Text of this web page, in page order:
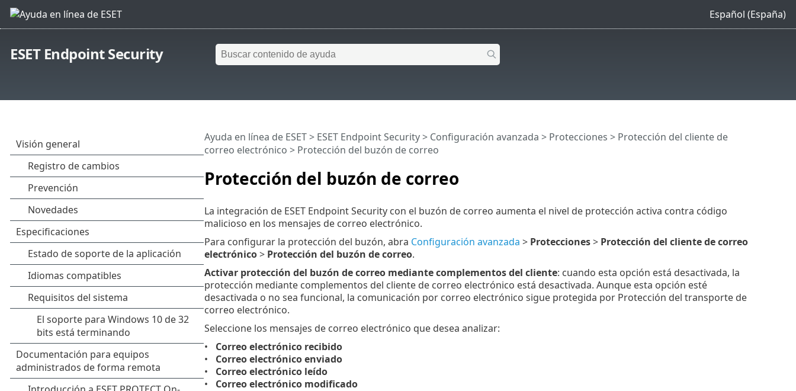
Español (España)
ESET Endpoint Security
Protección del buzón de correo
Ayuda en línea de ESET> ESET Endpoint Security> Configuración avanzada > Protecciones > Protección del cliente de
correo electrónico > Protección del buzón de correo
La integración de ESET Endpoint Security con el buzón de correo aumenta el nivel de protección activa contra código
malicioso en los mensajes de correo electrónico.
Para configurar la protección del buzón, abra Configuración avanzada > Protecciones> Protección del cliente de correo
electrónico> Protección del buzón de correo.
Activar protección del buzón de correo mediante complementos del cliente: cuando esta opción está desactivada, la
protección mediante complementos del cliente de correo electrónico está desactivada. Aunque esta opción esté
desactivada o no sea funcional, la comunicación por correo electrónico sigue protegida por Protección del transporte de
correo electrónico.
Seleccione los mensajes de correo electrónico que desea analizar:
Correo electrónico recibido
Correo electrónico enviado
Correo electrónico leído
Correo electrónico modificado